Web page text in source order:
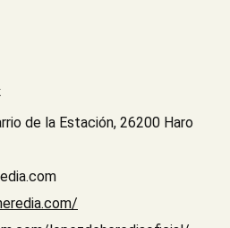
de la Estación, 26200 Haro